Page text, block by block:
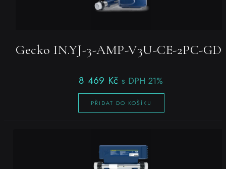
Gecko IN.YJ-3-AMP-V3U-CE-2PC-GD1
8 469 Kč s DPH 21%
PŘIDAT DO KOŠÍKU